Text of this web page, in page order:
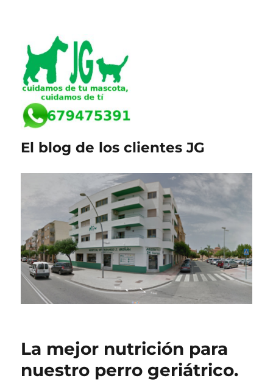
El blog de los clientes JG
La mejor nutrición para
nuestro perro geriátrico.